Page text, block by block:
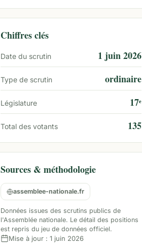
Chiffres clés
Date du scrutin 1 juin 2026
Type de scrutin ordinaire
Législature 17ᵉ
Total des votants 135
Sources & méthodologie
assemblee-nationale.fr
Données issues des scrutins publics de
l'Assemblée nationale. Le détail des positions
est repris du jeu de données officiel.
Mise à jour : 1 juin 2026